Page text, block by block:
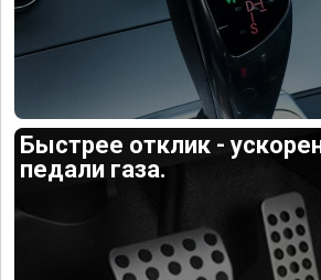
Быстрее отклик -
педали газа.